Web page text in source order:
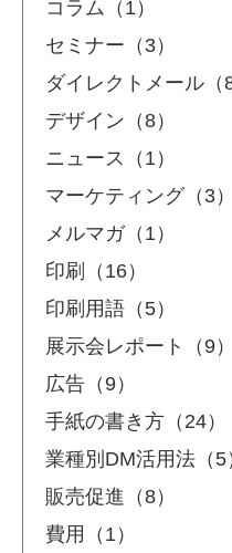
コラム（1）
セミナー（3）
ダイレクトメール（8
デザイン（8）
ニュース（1）
マーケティング（3）
メルマガ（1）
印刷（16）
印刷用語（5）
展示会レポート（9）
広告（9）
手紙の書き方（24）
業種別DM活用法（5
販売促進（8）
費用（1）